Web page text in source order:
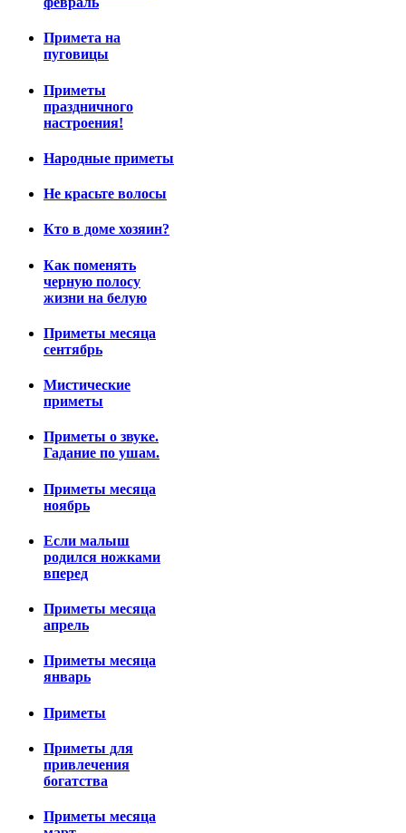
Примета на
пуговицы
Приметы
праздничного
настроения!
Народные приметы
Не красьте волосы
Кто в доме хозяин?
Как поменять
черную полосу
жизни на белую
Приметы месяца
сентябрь
Мистические
приметы
Приметы о звуке.
Гадание по ушам.
Приметы месяца
ноябрь
Если малыш
родился ножками
вперед
Приметы месяца
апрель
Приметы месяца
январь
Приметы
Приметы для
привлечения
богатства
Приметы месяца